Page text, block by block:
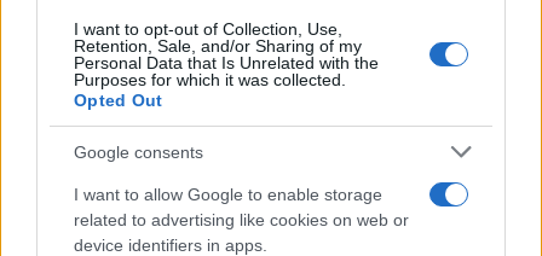
I want to opt-out of Collection, Use,
Retention, Sale, and/or Sharing of my
Personal Data that Is Unrelated with the
Purposes for which it was collected.
Opted Out
Google consents
I want to allow Google to enable storage
related to advertising like cookies on web or
device identifiers in apps.
Το FIAT 500 Hybrid τώρα
από 18.990 ευρώ
Ατρόμητος και Novibet
συνεχίζουν μαζί: Ανανέωση
της συνεργασίας τους μέχρι